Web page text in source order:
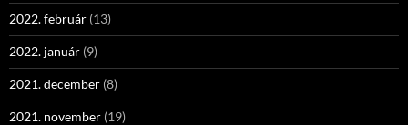
2022. február (13)
2022. január (9)
2021. december (8)
2021. november (19)